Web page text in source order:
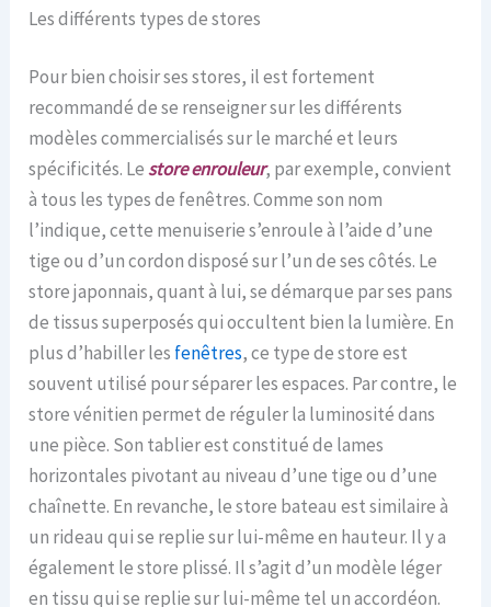
Les différents types de stores
Pour bien choisir ses stores, il est fortement
recommandé de se renseigner sur les différents
modèles commercialisés sur le marché et leurs
spécificités. Lestore enrouleur, par exemple, convient
à tous les types de fenêtres. Comme son nom
l’indique, cette menuiserie s’enroule à l’aide d’une
tige ou d’un cordon disposé sur l’un de ses côtés. Le
store japonnais, quant à lui, se démarque par ses pans
de tissus superposés qui occultent bien la lumière. En
plus d’habiller les fenêtres, ce type de store est
souvent utilisé pour séparer les espaces. Par contre, le
store vénitien permet de réguler la luminosité dans
une pièce. Son tablier est constitué de lames
horizontales pivotant au niveau d’une tige ou d’une
chaînette. En revanche, le store bateau est similaire à
un rideau qui se replie sur lui-même en hauteur. Il y a
également le store plissé. Il s’agit d’un modèle léger
en tissu qui se replie sur lui-même tel un accordéon.